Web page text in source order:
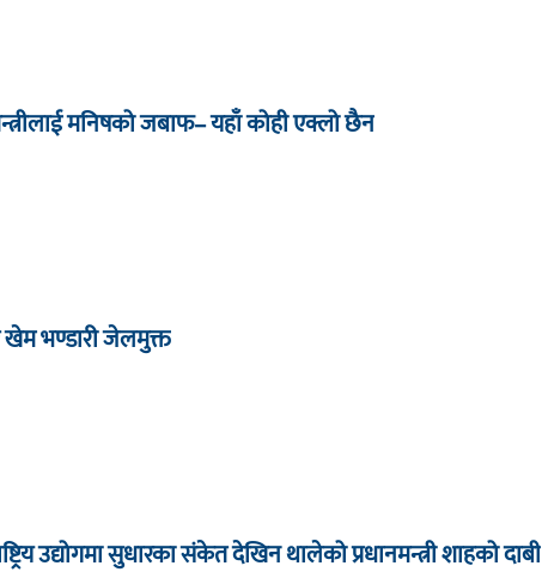
मनिषको जबाफ– यहाँ कोही एक्लो छैन
खेम भण्डारी जेलमुक्त
उद्योगमा सुधारका संकेत देखिन थालेको प्रधानमन्त्री शाहको दाबी